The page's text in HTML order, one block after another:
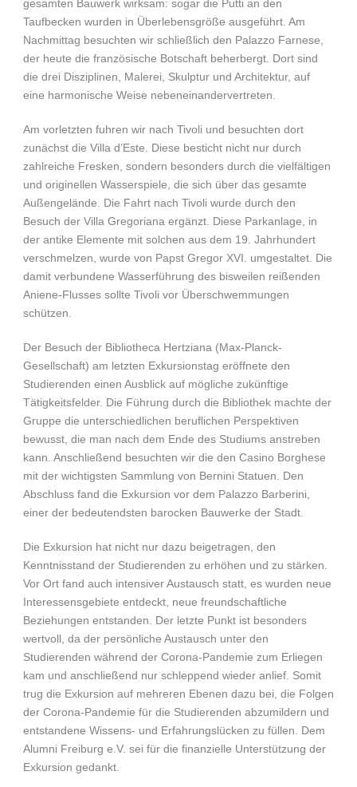
gesamten Bauwerk wirksam: sogar die Putti an den
Taufbecken wurden in Überlebensgröße ausgeführt. Am
Nachmittag besuchten wir schließlich den Palazzo Farnese,
der heute die französische Botschaft beherbergt. Dort sind
die drei Disziplinen, Malerei, Skulptur und Architektur, auf
eine harmonische Weise nebeneinandervertreten.
Am vorletzten fuhren wir nach Tivoli und besuchten dort
zunächst die Villa d’Este. Diese besticht nicht nur durch
zahlreiche Fresken, sondern besonders durch die vielfältigen
und originellen Wasserspiele, die sich über das gesamte
Außengelände. Die Fahrt nach Tivoli wurde durch den
Besuch der Villa Gregoriana ergänzt. Diese Parkanlage, in
der antike Elemente mit solchen aus dem 19. Jahrhundert
verschmelzen, wurde von Papst Gregor XVI. umgestaltet. Die
damit verbundene Wasserführung des bisweilen reißenden
Aniene-Flusses sollte Tivoli vor Überschwemmungen
schützen.
Der Besuch der Bibliotheca Hertziana (Max-Planck-
Gesellschaft) am letzten Exkursionstag eröffnete den
Studierenden einen Ausblick auf mögliche zukünftige
Tätigkeitsfelder. Die Führung durch die Bibliothek machte der
Gruppe die unterschiedlichen beruflichen Perspektiven
bewusst, die man nach dem Ende des Studiums anstreben
kann. Anschließend besuchten wir die den Casino Borghese
mit der wichtigsten Sammlung von Bernini Statuen. Den
Abschluss fand die Exkursion vor dem Palazzo Barberini,
einer der bedeutendsten barocken Bauwerke der Stadt.
Die Exkursion hat nicht nur dazu beigetragen, den
Kenntnisstand der Studierenden zu erhöhen und zu stärken.
Vor Ort fand auch intensiver Austausch statt, es wurden neue
Interessensgebiete entdeckt, neue freundschaftliche
Beziehungen entstanden. Der letzte Punkt ist besonders
wertvoll, da der persönliche Austausch unter den
Studierenden während der Corona-Pandemie zum Erliegen
kam und anschließend nur schleppend wieder anlief. Somit
trug die Exkursion auf mehreren Ebenen dazu bei, die Folgen
der Corona-Pandemie für die Studierenden abzumildern und
entstandene Wissens- und Erfahrungslücken zu füllen. Dem
Alumni Freiburg e.V. sei für die finanzielle Unterstützung der
Exkursion gedankt.